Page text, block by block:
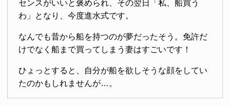
センスがいいと褒められ、その翌日「私、船買う
わ」となり、今度進水式です。
なんでも昔から船を持つのが夢だったそう。免許だ
けでなく船まで買ってしまう妻はすごいです！
ひょっとすると、自分が船を欲しそうな顔をしてい
たのかもしれませんが…。